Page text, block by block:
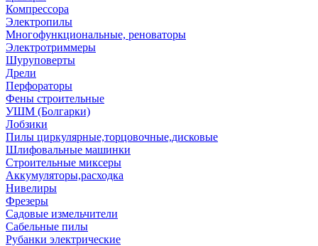
Компрессора
Электропилы
Многофункциональные, реноваторы
Электротриммеры
Шуруповерты
Дрели
Перфораторы
Фены строительные
УШМ (Болгарки)
Лобзики
Пилы циркулярные,торцовочные,дисковые
Шлифовальные машинки
Строительные миксеры
Аккумуляторы,расходка
Нивелиры
Фрезеры
Садовые измельчители
Сабельные пилы
Рубанки электрические